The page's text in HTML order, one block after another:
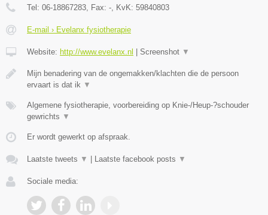
Tel: 06-18867283 , Fax: - , KvK: 59840803
E-mail › Evelanx fysiotherapie
Website: http://www.evelanx.nl Screenshot ▼
Mijn benadering van de ongemakken/klachten die de persoon
ervaart is dat ik ▼
Algemene fysiotherapie, voorbereiding op Knie-/Heup-?schouder
gewrichts ▼
Er wordt gewerkt op afspraak.
Laatste tweets ▼ Laatste facebook posts ▼
Sociale media: